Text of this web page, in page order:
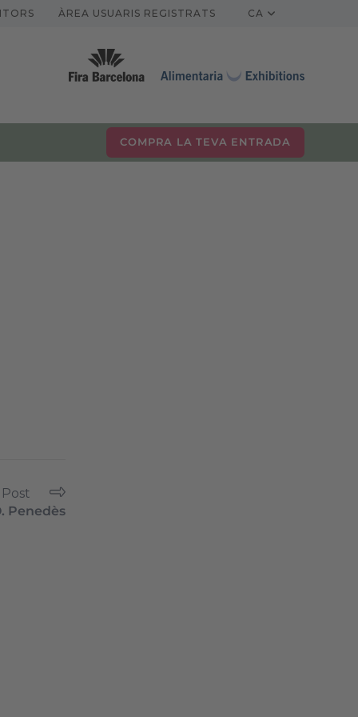
ÀREA USUARIS REGISTRATS CA
COMPRA LA TEVA ENTRADA
Penedès